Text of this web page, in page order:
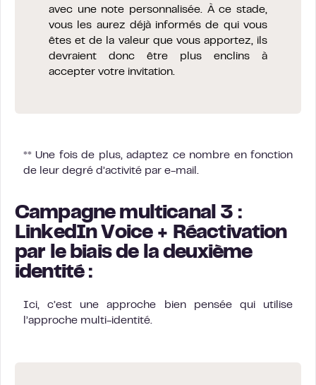
avec une note personnalisée. À ce stade,
vous les aurez déjà informés de qui vous
êtes et de la valeur que vous apportez, ils
devraient donc être plus enclins à
accepter votre invitation.
** Une fois de plus, adaptez ce nombre en fonction
de leur degré d’activité par e-mail.
Campagne multicanal 3 :
LinkedIn Voice + Réactivation
par le biais de la deuxième
identité :
Ici, c’est une approche bien pensée qui utilise
l’approche multi-identité.